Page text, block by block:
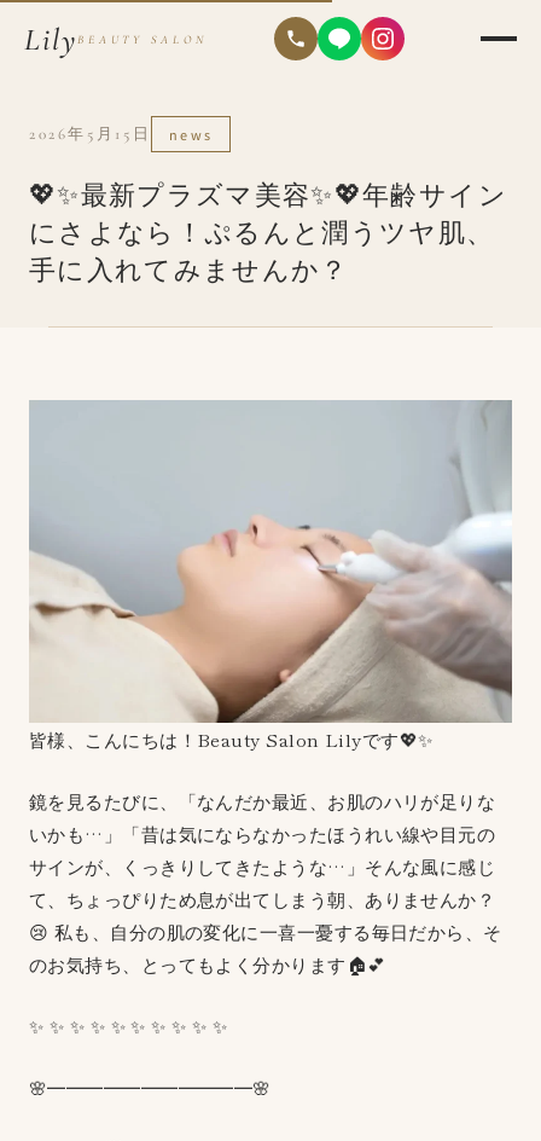
LilyBEAUTY SALON
2026年5月15日 news
💖✨最新プラズマ美容✨💖年齢サイン
にさよなら！ぷるんと潤うツヤ肌、
手に入れてみませんか？
皆様、こんにちは！Beauty Salon Lilyです💖✨
鏡を見るたびに、「なんだか最近、お肌のハリが足りな
いかも…」「昔は気にならなかったほうれい線や目元の
サインが、くっきりしてきたような…」そんな風に感じ
て、ちょっぴりため息が出てしまう朝、ありませんか？
😢 私も、自分の肌の変化に一喜一憂する毎日だから、そ
のお気持ち、とってもよく分かります🏠💕
✨ ✨ ✨ ✨ ✨ ✨ ✨ ✨ ✨ ✨
🌸━━━━━━━━━━━🌸